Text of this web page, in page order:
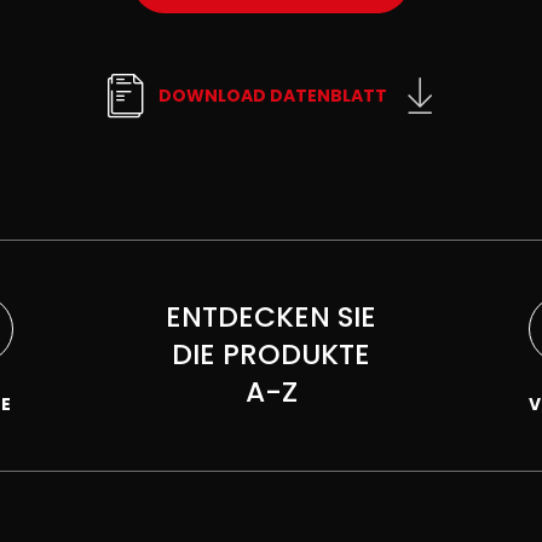
DOWNLOAD DATENBLATT
ENTDECKEN SIE
DIE PRODUKTE
A-Z